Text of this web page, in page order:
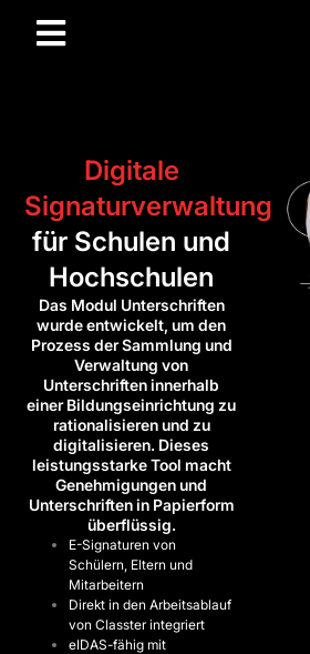
Digitale
Signaturverwaltung
für Schulen und
Hochschulen
Das Modul Unterschriften
wurde entwickelt, um den
Prozess der Sammlung und
Verwaltung von
Unterschriften innerhalb
einer Bildungseinrichtung zu
rationalisieren und zu
digitalisieren. Dieses
leistungsstarke Tool macht
Genehmigungen und
Unterschriften in Papierform
überflüssig.
E-Signaturen von
Schülern, Eltern und
Mitarbeitern
Direkt in den Arbeitsablauf
von Classter integriert
eIDAS-fähig mit